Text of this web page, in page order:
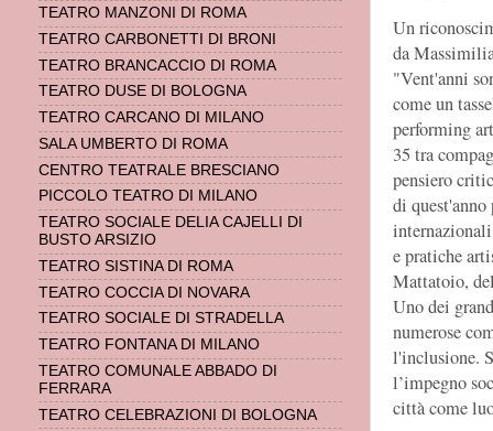
Un
da
"Vent'anni
come un
performing
35 tra
pensiero
di
e pratiche
Mattatoio,
Uno dei
numerose
l'inclusione.
l’impegno
città come
TEATRO MANZONI DI ROMA
TEATRO CARBONETTI DI BRONI
TEATRO BRANCACCIO DI ROMA
TEATRO DUSE DI BOLOGNA
TEATRO CARCANO DI MILANO
SALA UMBERTO DI ROMA
CENTRO TEATRALE BRESCIANO
PICCOLO TEATRO DI MILANO
TEATRO SOCIALE DELIA CAJELLI DI
BUSTO ARSIZIO
TEATRO SISTINA DI ROMA
TEATRO COCCIA DI NOVARA
TEATRO SOCIALE DI STRADELLA
TEATRO FONTANA DI MILANO
TEATRO COMUNALE ABBADO DI
FERRARA
TEATRO CELEBRAZIONI DI BOLOGNA